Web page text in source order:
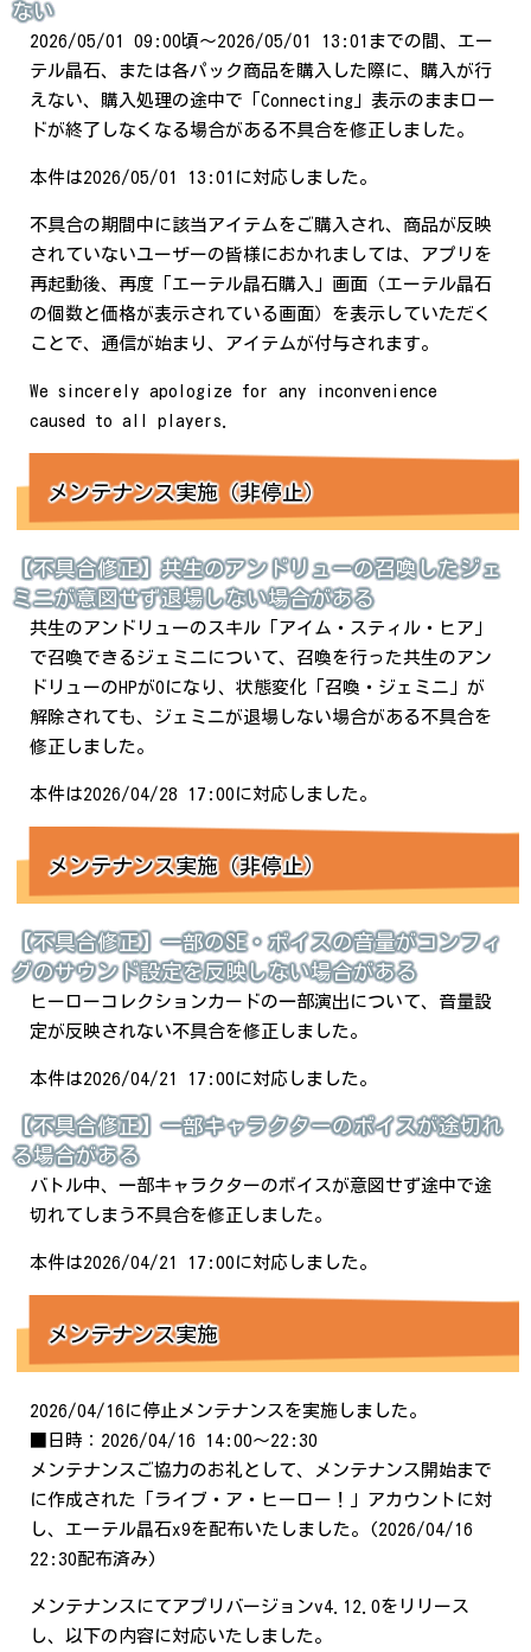
ない
2026/05/01 09:00頃～2026/05/01 13:01までの間、エー
テル晶石、または各パック商品を購入した際に、購入が行
えない、購入処理の途中で「Connecting」表示のままロー
ドが終了しなくなる場合がある不具合を修正しました。
本件は2026/05/01 13:01に対応しました。
不具合の期間中に該当アイテムをご購入され、商品が反映
されていないユーザーの皆様におかれましては、アプリを
再起動後、再度「エーテル晶石購入」画面（エーテル晶石
の個数と価格が表示されている画面）を表示していただく
ことで、通信が始まり、アイテムが付与されます。
We sincerely apologize for any inconvenience
caused to all players.
メンテナンス実施（非停止）
【不具合修正】共生のアンドリューの召喚したジェ
ミニが意図せず退場しない場合がある
共生のアンドリューのスキル「アイム・スティル・ヒア」
で召喚できるジェミニについて、召喚を行った共生のアン
ドリューのHPが0になり、状態変化「召喚・ジェミニ」が
解除されても、ジェミニが退場しない場合がある不具合を
修正しました。
本件は2026/04/28 17:00に対応しました。
メンテナンス実施（非停止）
【不具合修正】一部のSE・ボイスの音量がコンフィ
グのサウンド設定を反映しない場合がある
ヒーローコレクションカードの一部演出について、音量設
定が反映されない不具合を修正しました。
本件は2026/04/21 17:00に対応しました。
【不具合修正】一部キャラクターのボイスが途切れ
る場合がある
バトル中、一部キャラクターのボイスが意図せず途中で途
切れてしまう不具合を修正しました。
本件は2026/04/21 17:00に対応しました。
メンテナンス実施
2026/04/16に停止メンテナンスを実施しました。
■日時：2026/04/16 14:00～22:30
メンテナンスご協力のお礼として、メンテナンス開始まで
に作成された「ライブ・ア・ヒーロー！」アカウントに対
し、エーテル晶石x9を配布いたしました。(2026/04/16
22:30配布済み)
メンテナンスにてアプリバージョンv4.12.0をリリース
し、以下の内容に対応いたしました。